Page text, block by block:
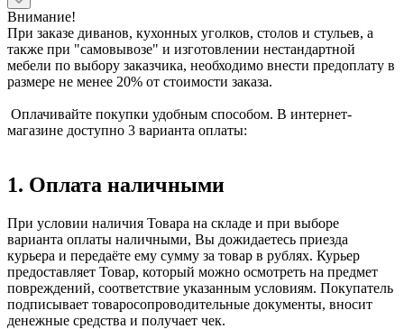
Внимание!
При заказе диванов, кухонных уголков, столов и стульев, а
также при "самовывозе" и изготовлении нестандартной
мебели по выбору заказчика, необходимо внести предоплату в
размере не менее 20% от стоимости заказа.
Оплачивайте покупки удобным способом. В интернет-
магазине доступно 3 варианта оплаты:
1. Оплата наличными
При условии наличия Товара на складе и при выборе
варианта оплаты наличными, Вы дожидаетесь приезда
курьера и передаёте ему сумму за товар в рублях. Курьер
предоставляет Товар, который можно осмотреть на предмет
повреждений, соответствие указанным условиям. Покупатель
подписывает товаросопроводительные документы, вносит
денежные средства и получает чек.